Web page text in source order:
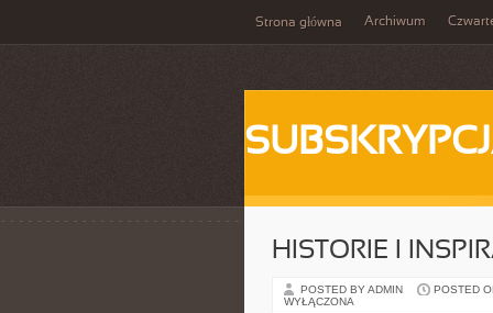
Strona główna Archiwum
HISTORIE I
POSTED BY ADMIN POSTED
WYŁĄCZONA